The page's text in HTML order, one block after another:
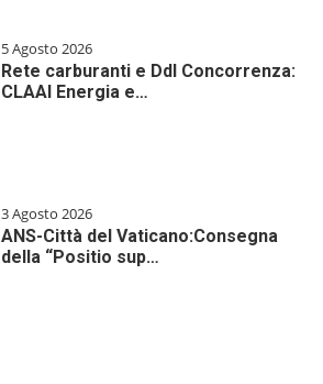
5 Agosto 2026
Rete carburanti e Ddl Concorrenza:
CLAAI Energia e…
3 Agosto 2026
ANS-Città del Vaticano:Consegna
della “Positio sup…